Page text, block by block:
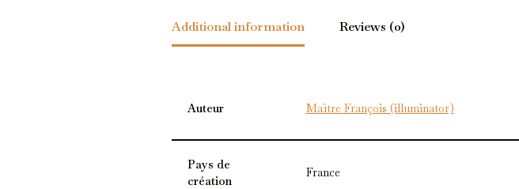
Additional information Reviews (0)
Auteur Maïtre François (illuminator)
Pays de
création
France